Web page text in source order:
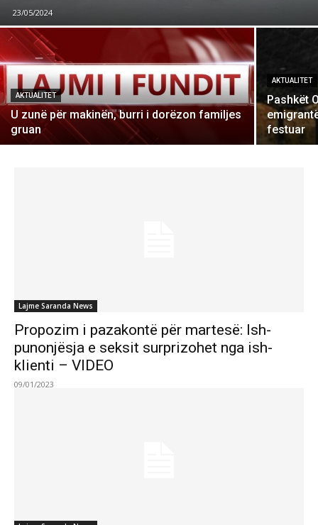
23/05/2024
AKTUALITET
U zunë për makinën, burri i dorëzon familjes
gruan
AKTUALITET
Pashkët
festuar
Lajme Saranda News
Propozim i pazakontë për martesë: Ish-
punonjësja e seksit surprizohet nga ish-
klienti – VIDEO
09/01/2023